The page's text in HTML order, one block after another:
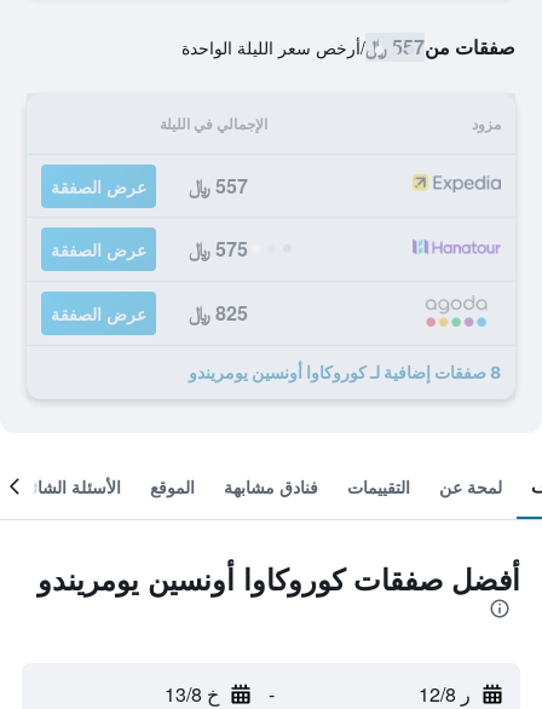
صفقات من557 ﷼ /أرخص سعر الليلة الواحدة
مزود الإجمالي في الليلة
557 ﷼ عرض الصفقة
575 ﷼ عرض الصفقة
825 ﷼ عرض الصفقة
8 صفقات إضافية لـ كوروكاوا أونسين يومريندو
لمحة عن التقييمات فنادق مشابهة الموقع الأسئلة الشائعة
أفضل صفقات كوروكاوا أونسين يومريندو
ر 12/8 - خ 13/8